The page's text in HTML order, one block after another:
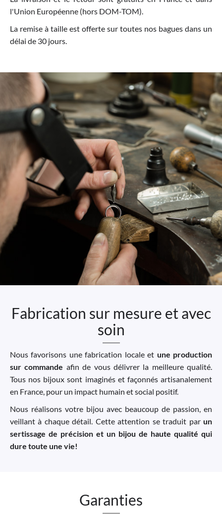
l'Union Européenne (hors DOM-TOM).
La remise à taille est offerte sur toutes nos bagues dans un
délai de 30 jours.
Fabrication sur mesure et avec
soin
Nous favorisons une fabrication locale et une production
sur commande afin de vous délivrer la meilleure qualité.
Tous nos bijoux sont imaginés et façonnés artisanalement
en France, pour un impact humain et social positif.
Nous réalisons votre bijou avec beaucoup de passion, en
veillant à chaque détail. Cette attention se traduit par un
sertissage de précision et un bijou de haute qualité qui
dure toute une vie!
Garanties